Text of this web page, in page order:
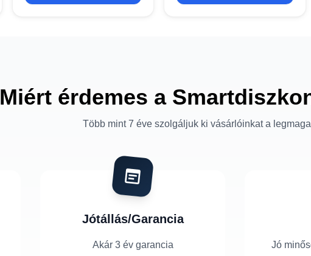
Miért érdemes a
Több mint 7 éve szolgáljuk ki vásárlóinkat a
Jótállás/Garancia
Akár 3 év garancia Jó